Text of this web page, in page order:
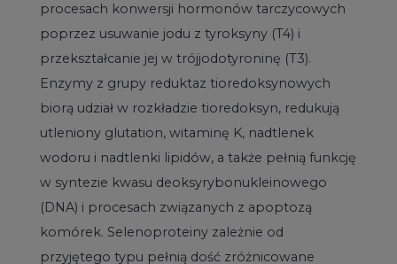
procesach konwersji hormonów tarczycowych
poprzez usuwanie jodu z tyroksyny (T4) i
przekształcanie jej w trójjodotyroninę (T3).
Enzymy z grupy reduktaz tioredoksynowych
biorą udział w rozkładzie tioredoksyn, redukują
utleniony glutation, witaminę K, nadtlenek
wodoru i nadtlenki lipidów, a także pełnią funkcję
w syntezie kwasu deoksyrybonukleinowego
(DNA) i procesach związanych z apoptozą
komórek. Selenoproteiny zależnie od
przyjętego typu pełnią dość zróżnicowane